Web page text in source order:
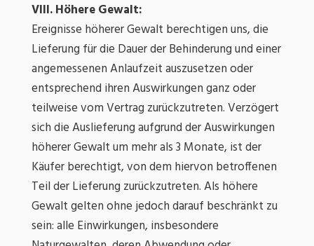
VIII. Höhere Gewalt:
Ereignisse höherer Gewalt berechtigen uns, die
Lieferung für die Dauer der Behinderung und einer
angemessenen Anlaufzeit auszusetzen oder
entsprechend ihren Auswirkungen ganz oder
teilweise vom Vertrag zurückzutreten. Verzögert
sich die Auslieferung aufgrund der Auswirkungen
höherer Gewalt um mehr als 3 Monate, ist der
Käufer berechtigt, von dem hiervon betroffenen
Teil der Lieferung zurückzutreten. Als höhere
Gewalt gelten ohne jedoch darauf beschränkt zu
sein: alle Einwirkungen, insbesondere